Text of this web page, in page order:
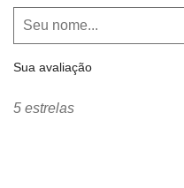
Sua avaliação
5 estrelas